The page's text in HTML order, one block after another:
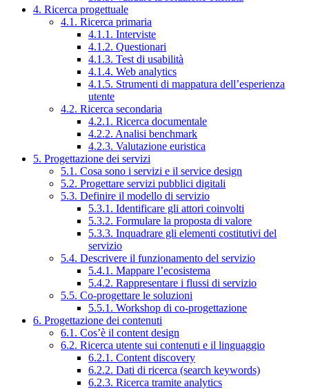
4. Ricerca progettuale
4.1. Ricerca primaria
4.1.1. Interviste
4.1.2. Questionari
4.1.3. Test di usabilità
4.1.4. Web analytics
4.1.5. Strumenti di mappatura dell’esperienza
utente
4.2. Ricerca secondaria
4.2.1. Ricerca documentale
4.2.2. Analisi benchmark
4.2.3. Valutazione euristica
5. Progettazione dei servizi
5.1. Cosa sono i servizi e il service design
5.2. Progettare servizi pubblici digitali
5.3. Definire il modello di servizio
5.3.1. Identificare gli attori coinvolti
5.3.2. Formulare la proposta di valore
5.3.3. Inquadrare gli elementi costitutivi del
servizio
5.4. Descrivere il funzionamento del servizio
5.4.1. Mappare l’ecosistema
5.4.2. Rappresentare i flussi di servizio
5.5. Co-progettare le soluzioni
5.5.1. Workshop di co-progettazione
6. Progettazione dei contenuti
6.1. Cos’è il content design
6.2. Ricerca utente sui contenuti e il linguaggio
6.2.1. Content discovery
6.2.2. Dati di ricerca (search keywords)
6.2.3. Ricerca tramite analytics